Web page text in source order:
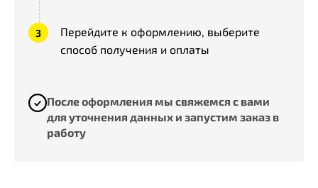
Перейдите к оформлению, выберите
способ получения и оплаты
После оформления мы свяжемся с вами
для уточнения данных и запустим заказ в
работу